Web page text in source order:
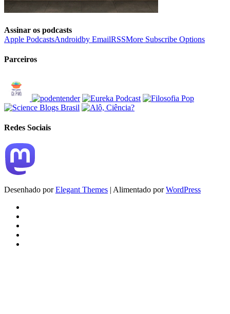
Assinar os podcasts
Apple PodcastsAndroidby EmailRSSMore Subscribe Options
Parceiros
Redes Sociais
Desenhado porElegant Themes | Alimentado porWordPress